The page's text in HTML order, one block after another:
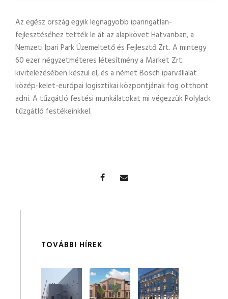
Az egész ország egyik legnagyobb iparingatlan-
fejlesztéséhez tették le át az alapkövet Hatvanban, a
Nemzeti Ipari Park Üzemeltető és Fejlesztő Zrt. A mintegy
60 ezer négyzetméteres létesítmény a Market Zrt.
kivitelezésében készül el, és a német Bosch iparvállalat
közép-kelet-európai logisztikai központjának fog otthont
adni. A tűzgátló festési munkálatokat mi végezzük Polylack
tűzgátló festékeinkkel.
TOVÁBBI HÍREK